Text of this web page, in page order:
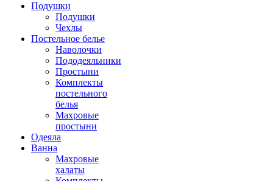
Подушки
Подушки
Чехлы
Постельное белье
Наволочки
Пододеяльники
Простыни
Комплекты
постельного
белья
Махровые
простыни
Одеяла
Ванна
Махровые
халаты